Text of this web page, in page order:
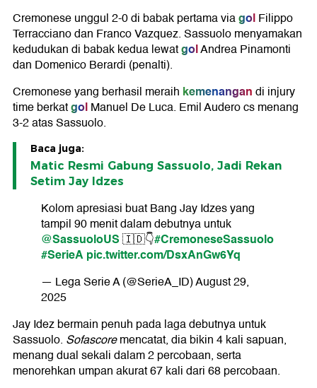
Cremonese unggul 2-0 di babak pertama viagolFilippo
Terracciano dan Franco Vazquez. Sassuolo menyamakan
kedudukan di babak kedua lewatgolAndrea Pinamonti
dan Domenico Berardi (penalti).
Cremonese yang berhasil meraih kemenangandi injury
time berkatgolManuel De Luca. Emil Audero cs menang
3-2 atas Sassuolo.
Baca juga:
Matic Resmi Gabung Sassuolo, Jadi Rekan
Setim Jay Idzes
Kolom apresiasi buat Bang Jay Idzes yang
tampil 90 menit dalam debutnya untuk
@SassuoloUS🇮🇩👇#CremoneseSassuolo
#SerieApic.twitter.com/DsxAnGw6Yq
— Lega Serie A (@SerieA_ID)August 29,
2025
Jay Idez bermain penuh pada laga debutnya untuk
Sassuolo. Sofascoremencatat, dia bikin 4 kali sapuan,
menang dual sekali dalam 2 percobaan, serta
menorehkan umpan akurat 67 kali dari 68 percobaan.